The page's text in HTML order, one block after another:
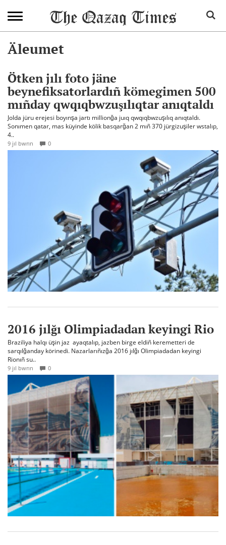
Äleumet
Ötken jılı foto jäne
beynefiksatorlardıñ kömegimen 500
mıñday qwqıqbwzuşılıqtar anıqtaldı
Jolda jüru erejesi boyınşa jartı millionğa juıq qwqıqbwzuşılıq anıqtaldı.
Sonımen qatar, mas küyinde kölik basqarğan 2 mıñ 370 jürgizuşiler wstalıp,
4..
9 jıl bwrın 0
2016 jılğı Olimpiadadan keyingi Rio
Braziliya halqı üşin jaz ayaqtalıp, jazben birge eldiñ keremetteri de
sarqılğanday körinedi. Nazarlarıñızğa 2016 jılğı Olimpiadadan keyingi
Rionıñ su..
9 jıl bwrın 0